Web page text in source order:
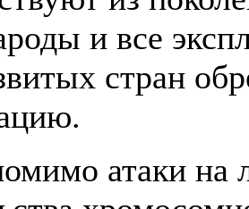
и все
стран
атаки на